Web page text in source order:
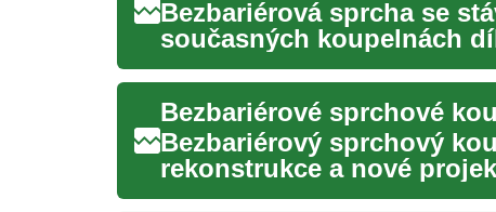
Bezbariérová sprcha se
současných koupelnách
estetického přín...
Bezbariérové sprchové
Bezbariérový sprchový
rekonstrukce a nové
jednoduchý přís...